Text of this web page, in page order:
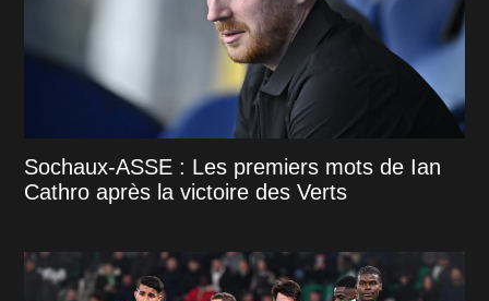
Sochaux-ASSE : Les premiers mots de Ian
Cathro après la victoire des Verts